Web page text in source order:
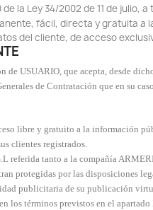
la Ley 34/2002 de 11 de julio,
fácil, directa y gratuita a
del cliente, de acceso
USUARIO, que acepta, desde
de Contratación que en su
libre y gratuito a la información
clientes registrados.
tanto a la compañía
protegidas por las disposiciones
publicitaria de su publicación
términos previstos en el